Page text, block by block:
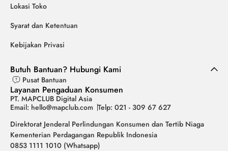
Lokasi Toko
Syarat dan Ketentuan
Kebijakan Privasi
Butuh Bantuan? Hubungi Kami
Pusat Bantuan
Layanan Pengaduan Konsumen
PT. MAPCLUB Digital Asia
Email: hello@mapclub.com Telp: 021 - 309 67 627
Direktorat Jenderal Perlindungan Konsumen dan Tertib Niaga
Kementerian Perdagangan Republik Indonesia
0853 1111 1010 (Whatsapp)